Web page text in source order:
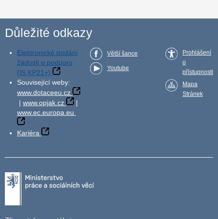
Důležité odkazy
Elektronické podání
žádosti o podporu
(IS KP21+)
Související weby:
www.dotaceeu.cz
| www.opjak.cz
|
www.ec.europa.eu
Kariéra
Větší šance
Youtube
Prohlášení
o
přístupnosti
Mapa
Stránek